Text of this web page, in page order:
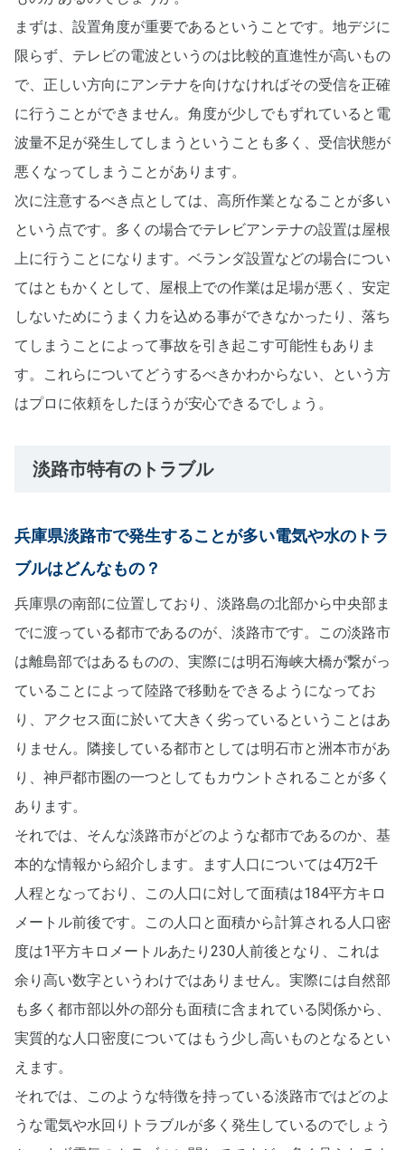
まずは、設置角度が重要であるということです。地デジに
限らず、テレビの電波というのは比較的直進性が高いもの
で、正しい方向にアンテナを向けなければその受信を正確
に行うことができません。角度が少しでもずれていると電
波量不足が発生してしまうということも多く、受信状態が
悪くなってしまうことがあります。
次に注意するべき点としては、高所作業となることが多い
という点です。多くの場合でテレビアンテナの設置は屋根
上に行うことになります。ベランダ設置などの場合につい
てはともかくとして、屋根上での作業は足場が悪く、安定
しないためにうまく力を込める事ができなかったり、落ち
てしまうことによって事故を引き起こす可能性もありま
す。これらについてどうするべきかわからない、という方
はプロに依頼をしたほうが安心できるでしょう。
淡路市特有のトラブル
兵庫県淡路市で発生することが多い電気や水のトラ
ブルはどんなもの？
兵庫県の南部に位置しており、淡路島の北部から中央部ま
でに渡っている都市であるのが、淡路市です。この淡路市
は離島部ではあるものの、実際には明石海峡大橋が繋がっ
ていることによって陸路で移動をできるようになってお
り、アクセス面に於いて大きく劣っているということはあ
りません。隣接している都市としては明石市と洲本市があ
り、神戸都市圏の一つとしてもカウントされることが多く
あります。
それでは、そんな淡路市がどのような都市であるのか、基
本的な情報から紹介します。ます人口については4万2千
人程となっており、この人口に対して面積は184平方キロ
メートル前後です。この人口と面積から計算される人口密
度は1平方キロメートルあたり230人前後となり、これは
余り高い数字というわけではありません。実際には自然部
も多く都市部以外の部分も面積に含まれている関係から、
実質的な人口密度についてはもう少し高いものとなるとい
えます。
それでは、このような特徴を持っている淡路市ではどのよ
うな電気や水回りトラブルが多く発生しているのでしょう